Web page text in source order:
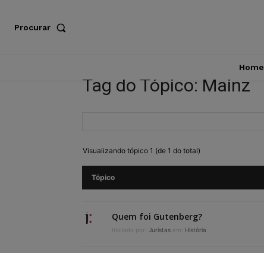
Procurar
Home
Tag do Tópico: Mainz
Visualizando tópico 1 (de 1 do total)
Tópico
Quem foi Gutenberg?
Iniciado por: Juristas em: História